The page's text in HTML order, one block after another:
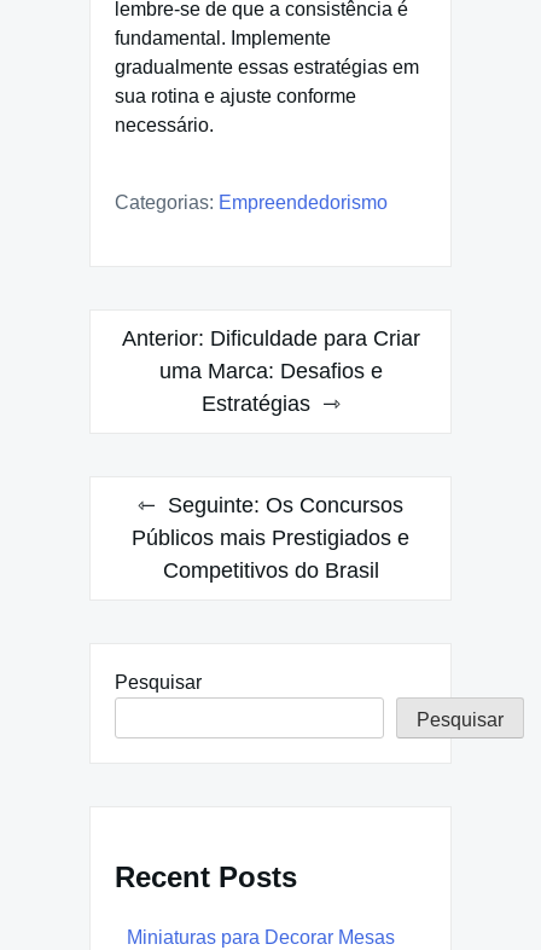
lembre-se de que a consistência é
fundamental. Implemente
gradualmente essas estratégias em
sua rotina e ajuste conforme
necessário.
Categorias: Empreendedorismo
Navegação
Anterior: Dificuldade para Criar
uma Marca: Desafios e
Estratégias
Seguinte: Os Concursos
Públicos mais Prestigiados e
Competitivos do Brasil
Pesquisar
Pesquisar
Recent Posts
Miniaturas para Decorar Mesas